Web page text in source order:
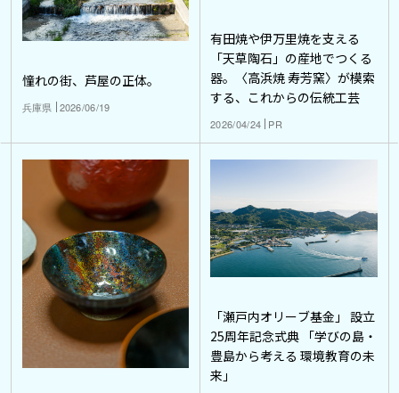
憧れの街、芦屋の正体。
兵庫県 2026/06/19
有田焼や伊万里焼を支える
「天草陶石」の産地でつくる
器。〈高浜焼 寿芳窯〉が模索
する、これからの伝統工芸
2026/04/24 PR
「瀬戸内オリーブ基金」 設立
25周年記念式典 「学びの島・
豊島から考える 環境教育の未
来」